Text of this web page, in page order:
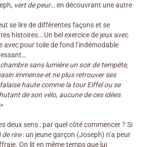
vert de peur… en découvrant une autre
se lire de différentes façons et se
histoires… Un bel exercice de jeux avec
avec pour toile de fond l’indémodable
sans lumière un soir de tempête,
immense et ne plus retrouver ses
haute comme la tour Eiffel ou se
de son vélo, aucune de ces idées
deux sens : par quel côté commencer ? Si
de rire: un jeune garçon (Joseph) n’a peur
On lit en même temps que lui